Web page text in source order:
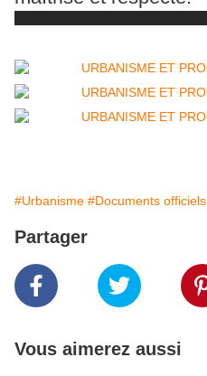
#Urbanisme #Documents officiels
Partager
Vous aimerez aussi